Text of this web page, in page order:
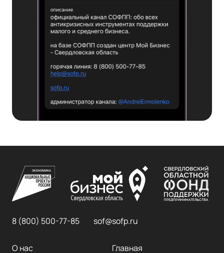
8 (800) 500-77-85 sof@sofp.ru
Главная
О нас